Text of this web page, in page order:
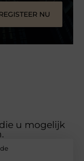
NU
die u mogelijk